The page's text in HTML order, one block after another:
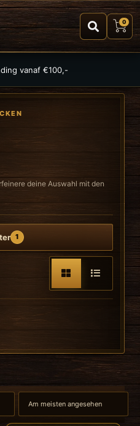
0
vanaf €100,-
deine Auswahl mit den
1